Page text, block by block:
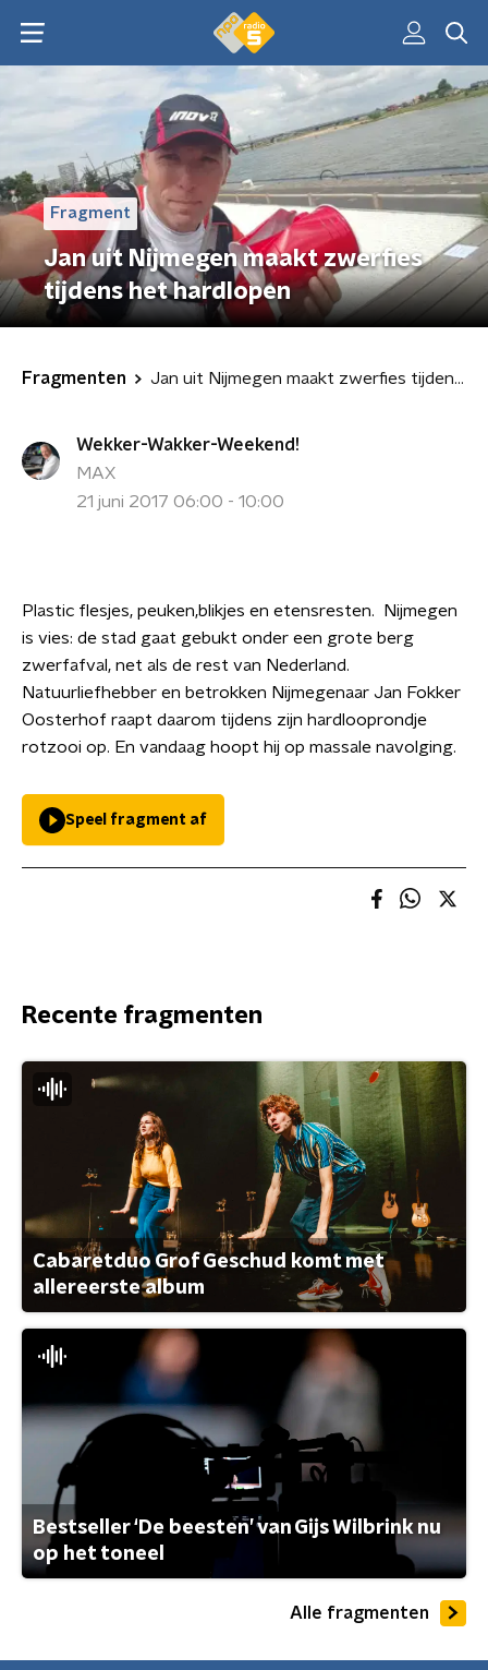
Fragment
Jan uit Nijmegen maakt zwerfies
tijdens het hardlopen
Fragmenten Jan uit Nijmegen maakt zwerfies tijdens het hardlopen
Wekker-Wakker-Weekend!
MAX
21 juni 2017 06:00 - 10:00
Plastic flesjes, peuken,blikjes en etensresten. Nijmegen
is vies: de stad gaat gebukt onder een grote berg
zwerfafval, net als de rest van Nederland.
Natuurliefhebber en betrokken Nijmegenaar Jan Fokker
Oosterhof raapt daarom tijdens zijn hardlooprondje
rotzooi op. En vandaag hoopt hij op massale navolging.
Speel fragment af
Recente fragmenten
Cabaretduo Grof Geschud komt met
allereerste album
Bestseller ‘De beesten’ van Gijs Wilbrink nu
op het toneel
Alle fragmenten